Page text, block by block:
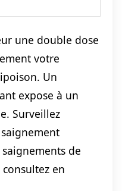
une double dose
votre
Un
expose à un
Surveillez
de
en